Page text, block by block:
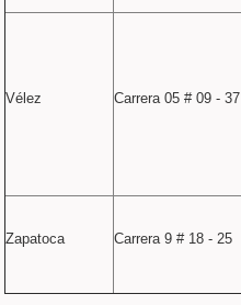
Vélez Carrera 05 # 09 - 37
Zapatoca Carrera 9 # 18 - 25